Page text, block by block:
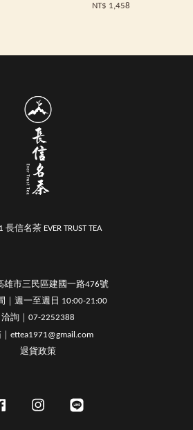
NT$ 1,458
信名茶 EVER TRUST TEA
雄市三民區建國一路476號
｜週一至週日 10:00-21:00
洽詢｜07-2252388
ettea1971@gmail.com
退貨政策
Facebook Instagram